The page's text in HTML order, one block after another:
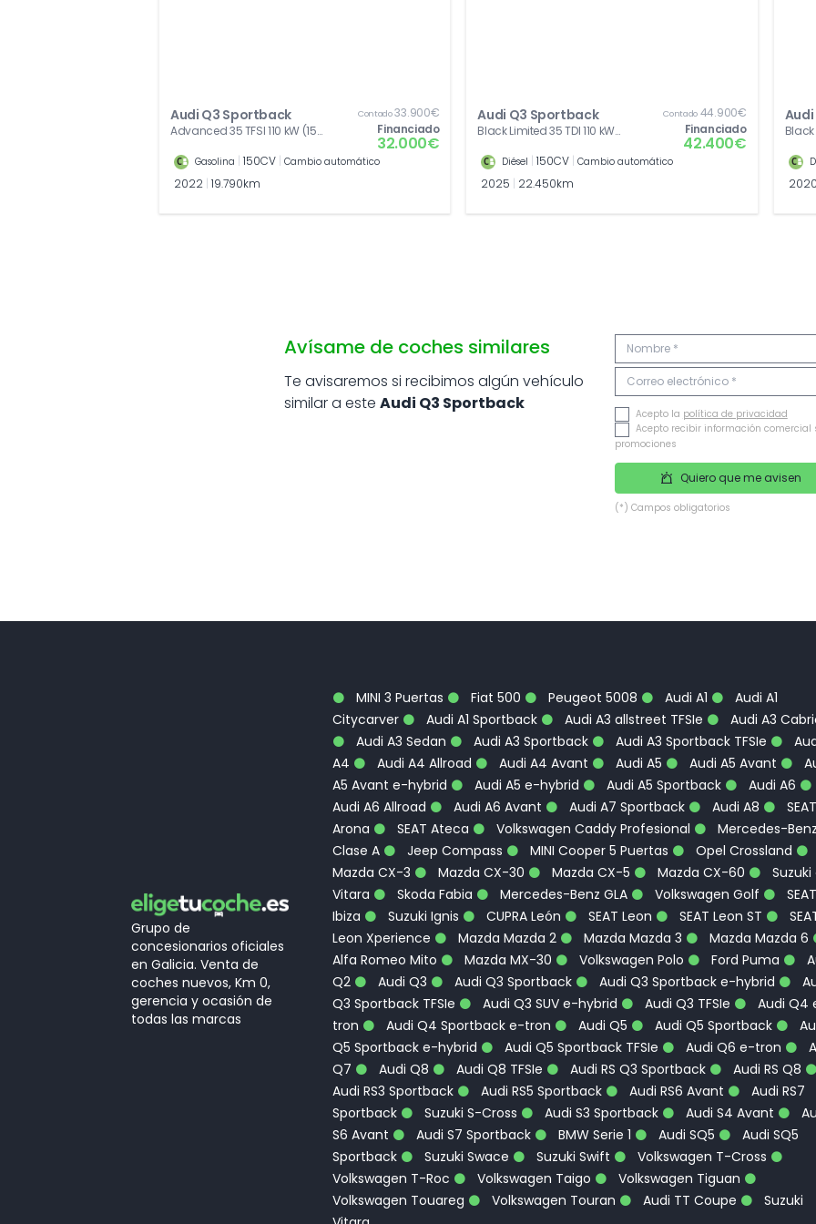
Audi Q3 Sportback
Advanced 35 TFSI 110 kW (150
Contado33.900€
Financiado
32.000€
Gasolina 150CV Cambio automático
2022 19.790km
Audi Q3 Sportback
Black Limited 35 TDI 110 kW
Contado 44.900€
Financiado
42.400€
Diésel 150CV Cambio automático
2025 22.450km
Black
2020
Avísame de coches similares
Te avisaremos si recibimos algún vehículo
similar a este Audi Q3 Sportback
Acepto la política de privacidad
Acepto recibir información comercial
promociones
Quiero que me avisen
(*) Campos obligatorios
Grupo de
concesionarios oficiales
en Galicia. Venta de
coches nuevos, Km 0,
gerencia y ocasión de
todas las marcas
MINI 3 Puertas Fiat 500 Peugeot 5008 Audi A1
Audi A1
Citycarver
Audi A1 Sportback Audi A3 allstreet TFSIe
Audi A3
Audi A3 Sedan
Audi A3 Sportback Audi A3 Sportback TFSIe
A4
Audi A4 Allroad Audi A4 Avant Audi A5 Audi A5 Avant
A5 Avant e-hybrid
Audi A5 e-hybrid Audi A5 Sportback
Audi A6
Audi A6 Allroad
Audi A6 Avant Audi A7 Sportback Audi A8
SEAT
Arona
SEAT Ateca Volkswagen Caddy Profesional
Mercedes-Benz
Clase A
Jeep Compass MINI Cooper 5 Puertas
Opel Crossland
Mazda CX-3
Mazda CX-30 Mazda CX-5 Mazda CX-60
Suzuki
Vitara
Skoda Fabia Mercedes-Benz GLA Volkswagen Golf
SEAT
Ibiza
Suzuki Ignis CUPRA León SEAT Leon SEAT Leon ST
Leon Xperience
Mazda Mazda 2 Mazda Mazda 3
Mazda Mazda 6
Alfa Romeo Mito
Mazda MX-30 Volkswagen Polo Ford Puma
Q2
Audi Q3 Audi Q3 Sportback Audi Q3 Sportback e-hybrid
Q3 Sportback TFSIe
Audi Q3 SUV e-hybrid Audi Q3 TFSIe
Audi Q4
tron
Audi Q4 Sportback e-tron Audi Q5 Audi Q5 Sportback
Q5 Sportback e-hybrid
Audi Q5 Sportback TFSIe Audi Q6 e-tron
Q7
Audi Q8 Audi Q8 TFSIe Audi RS Q3 Sportback
Audi RS Q8
Audi RS3 Sportback
Audi RS5 Sportback Audi RS6 Avant
Audi RS7
Sportback
Suzuki S-Cross Audi S3 Sportback Audi S4 Avant
S6 Avant
Audi S7 Sportback BMW Serie 1 Audi SQ5
Audi SQ5
Sportback
Suzuki Swace Suzuki Swift
Volkswagen T-Cross
Volkswagen T-Roc
Volkswagen Taigo
Volkswagen Tiguan
Volkswagen Touareg
Volkswagen Touran Audi TT Coupe
Suzuki